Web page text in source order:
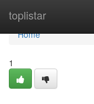
toplistar
Home
Home
1